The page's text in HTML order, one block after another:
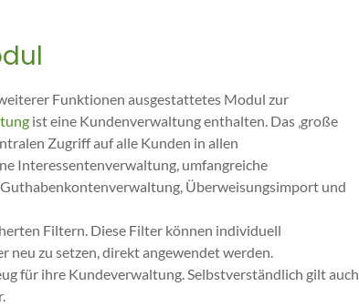
Funktionen ausgestattetes Modul zur
ist eine Kundenverwaltung enthalten. Das ‚große
Zugriff auf alle Kunden in allen
Interessentenverwaltung, umfangreiche
Überweisungsimport und
Filtern. Diese Filter können individuell
zu setzen, direkt angewendet werden.
für ihre Kundeverwaltung. Selbstverständlich gilt auch